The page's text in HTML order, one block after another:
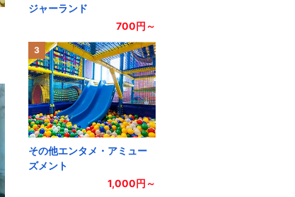
ジャーランド
700円～
3
その他エンタメ・アミュー
ズメント
1,000円～